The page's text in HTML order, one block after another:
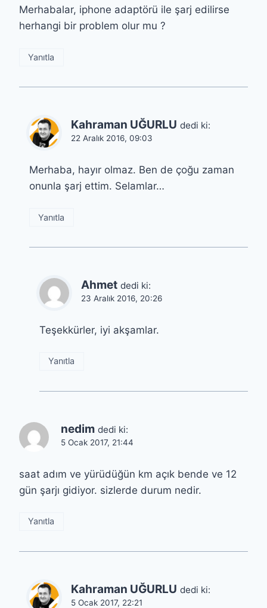
Merhabalar, iphone adaptörü ile şarj edilirse
herhangi bir problem olur mu ?
Yanıtla
Kahraman UĞURLU dedi ki:
22 Aralık 2016, 09:03
Merhaba, hayır olmaz. Ben de çoğu zaman
onunla şarj ettim. Selamlar…
Yanıtla
Ahmet dedi ki:
23 Aralık 2016, 20:26
Teşekkürler, iyi akşamlar.
Yanıtla
nedim dedi ki:
5 Ocak 2017, 21:44
saat adım ve yürüdüğün km açık bende ve 12
gün şarjı gidiyor. sizlerde durum nedir.
Yanıtla
Kahraman UĞURLU dedi ki:
5 Ocak 2017, 22:21